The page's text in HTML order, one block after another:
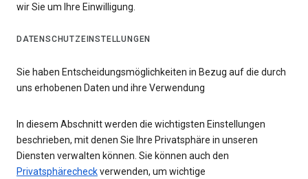
wir Sie um Ihre Einwilligung.
DATENSCHUTZEINSTELLUNGEN
Sie haben Entscheidungsmöglichkeiten in Bezug auf die durch
uns erhobenen Daten und ihre Verwendung
In diesem Abschnitt werden die wichtigsten Einstellungen
beschrieben, mit denen Sie Ihre Privatsphäre in unseren
Diensten verwalten können. Sie können auch den
Privatsphärecheckverwenden, um wichtige